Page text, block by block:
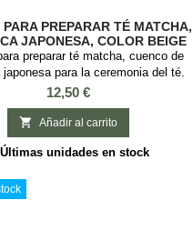
PARA PREPARAR TÉ MATCHA,
JAPONESA, COLOR BEIGE
preparar té matcha, cuenco de
para la ceremonia del té.
bowl, también conocido como
ideal para preparar el té matcha y
ceremonia del té japonesa.
Capacidad: 300ml Medidas:
x 13 cm alto. 2 Modelos.
Precio
12,50 €
 Añadir al carrito
Últimas unidades en stock